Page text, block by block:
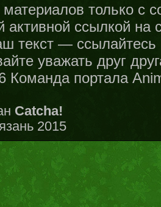
только с
активной ссылкой на
текст —
уважать друг
портала
Catcha!
2015